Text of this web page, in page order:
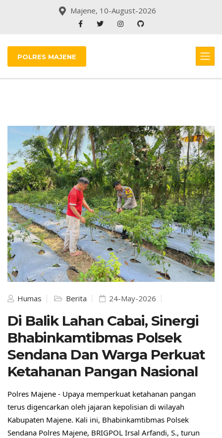
Majene, 10-August-2026
POLRES MAJENE
Humas Berita 24-May-2026
Di Balik Lahan Cabai, Sinergi
Bhabinkamtibmas Polsek
Sendana Dan Warga Perkuat
Ketahanan Pangan Nasional
Polres Majene - Upaya memperkuat ketahanan pangan
terus digencarkan oleh jajaran kepolisian di wilayah
Kabupaten Majene. Kali ini, Bhabinkamtibmas Polsek
Sendana Polres Majene, BRIGPOL Irsal Arfandi, S., turun